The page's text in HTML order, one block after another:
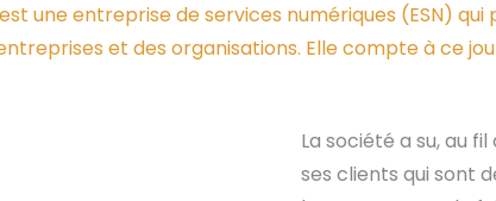
est une entreprise de services numériques (ESN)
et des organisations. Elle compte à ce
La société a su, au
ses clients qui sont